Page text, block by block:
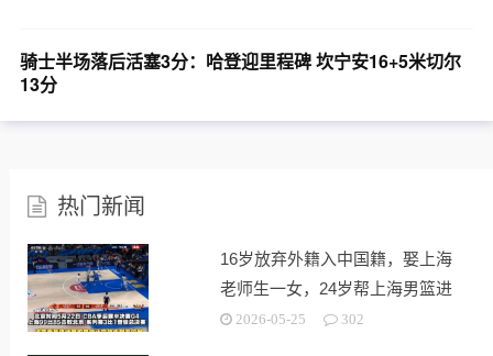
骑士半场落后活塞3分：哈登迎里程碑 坎宁安16+5米切尔
13分
热门新闻
16岁放弃外籍入中国籍，娶上海
老师生一女，24岁帮上海男篮进
决赛
2026-05-25 302